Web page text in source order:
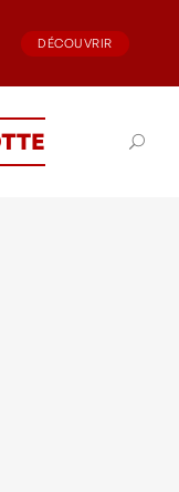
DÉCOUVRIR